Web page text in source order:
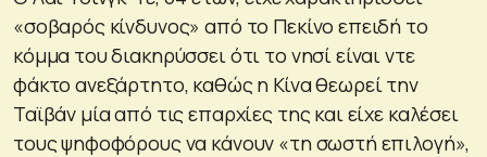
«σοβαρός κίνδυνος» από το Πεκίνο επειδή το
κόμμα του διακηρύσσει ότι το νησί είναι ντε
φάκτο ανεξάρτητο, καθώς η Κίνα θεωρεί την
Ταϊβάν μία από τις επαρχίες της και είχε καλέσει
τους ψηφοφόρους να κάνουν «τη σωστή επιλογή»,